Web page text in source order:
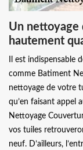
Un nettoyage
hautement
Il est indispensable
comme Batiment
nettoyage de votre
qu’en faisant appel
Nettoyage
vos tuiles
neuf. D’ailleurs,